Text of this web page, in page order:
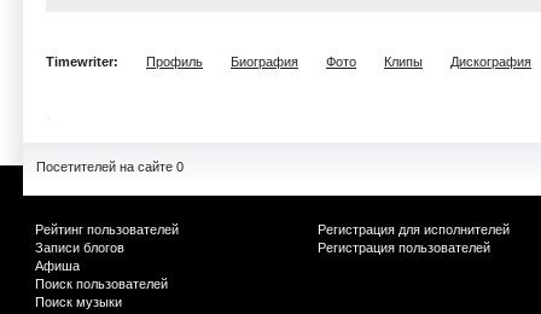
Timewriter: Профиль Биография Фото Клипы Дискография
Посетителей на сайте 0
Рейтинг пользователей
Записи блогов
Афиша
Поиск пользователей
Поиск музыки
Регистрация для исполнителей
Регистрация пользователей